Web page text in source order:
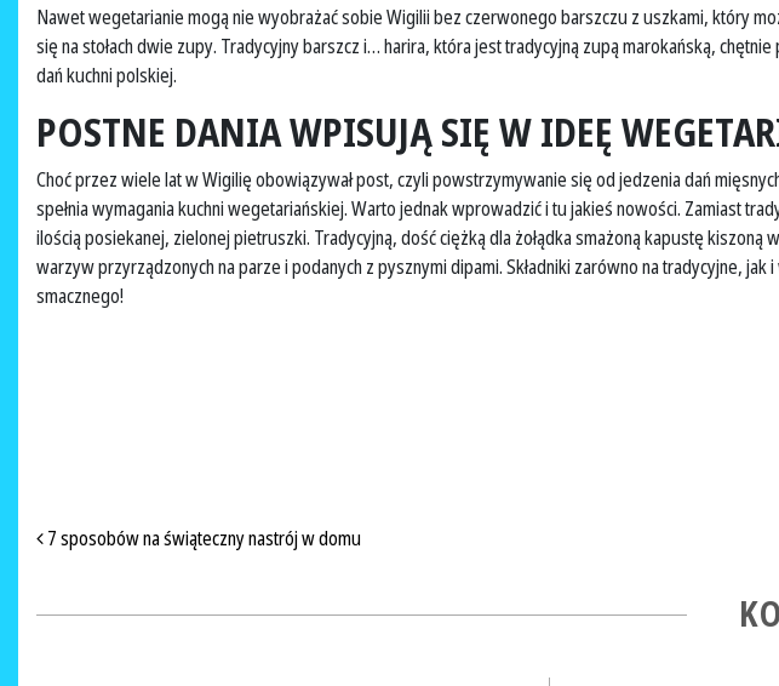
Nawet wegetarianie mogą nie wyobrażać sobie Wigilii bez czerwonego barszczu z uszkami, który
się na stołach dwie zupy. Tradycyjny barszcz i… harira, która jest tradycyjną zupą marokańską,
dań kuchni polskiej.
POSTNE DANIA WPISUJĄ SIĘ W IDEĘ
Choć przez wiele lat w Wigilię obowiązywał post, czyli powstrzymywanie się od jedzenia dań
spełnia wymagania kuchni wegetariańskiej. Warto jednak wprowadzić i tu jakieś nowości. Zamiast
ilością posiekanej, zielonej pietruszki. Tradycyjną, dość ciężką dla żołądka smażoną kapustę
warzyw przyrządzonych na parze i podanych z pysznymi dipami. Składniki zarówno na tradycyjne,
smacznego!
NAWIGACJA PO ARTYKUŁACH
7 sposobów na świąteczny nastrój w domu